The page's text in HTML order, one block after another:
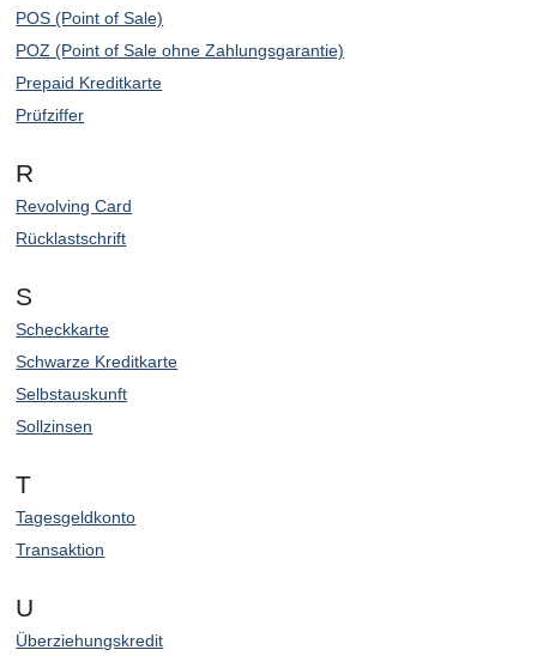
POS (Point of Sale)
POZ (Point of Sale ohne Zahlungsgarantie)
Prepaid Kreditkarte
Prüfziffer
R
Revolving Card
Rücklastschrift
S
Scheckkarte
Schwarze Kreditkarte
Selbstauskunft
Sollzinsen
T
Tagesgeldkonto
Transaktion
U
Überziehungskredit